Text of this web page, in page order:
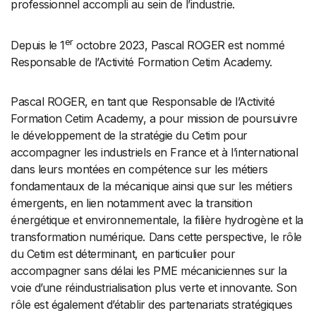
professionnel accompli au sein de l’industrie.
Depuis le 1eroctobre 2023, Pascal ROGER est nommé
Responsable de l’Activité Formation Cetim Academy.
Pascal ROGER, en tant que Responsable de l’Activité
Formation Cetim Academy, a pour mission de poursuivre
le développement de la stratégie du Cetim pour
accompagner les industriels en France et à l’international
dans leurs montées en compétence sur les métiers
fondamentaux de la mécanique ainsi que sur les métiers
émergents, en lien notamment avec la transition
énergétique et environnementale, la filière hydrogène et la
transformation numérique. Dans cette perspective, le rôle
du Cetim est déterminant, en particulier pour
accompagner sans délai les PME mécaniciennes sur la
voie d’une réindustrialisation plus verte et innovante. Son
rôle est également d’établir des partenariats stratégiques